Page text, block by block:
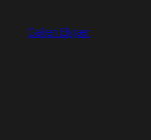
indhold
Galleri Elkjær